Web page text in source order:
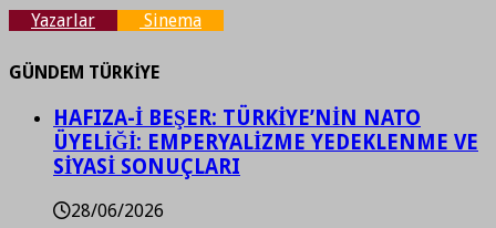
Yazarlar Sinema
GÜNDEM TÜRKİYE
HAFIZA-İ BEŞER: TÜRKİYE’NİN NATO
ÜYELİĞİ: EMPERYALİZME YEDEKLENME VE
SİYASİ SONUÇLARI
28/06/2026